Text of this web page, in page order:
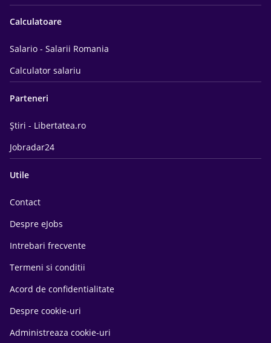
Calculatoare
Salario - Salarii Romania
Calculator salariu
Parteneri
Știri - Libertatea.ro
Jobradar24
Utile
Contact
Despre eJobs
Intrebari frecvente
Termeni si conditii
Acord de confidentialitate
Despre cookie-uri
Administreaza cookie-uri